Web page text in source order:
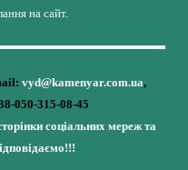
на сайт.
vyd@kamenyar.com.ua,
050-315-08-45
соціальних мереж та